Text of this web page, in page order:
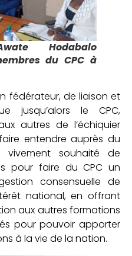
Hodabalo
du CPC à
fédérateur, de liaison et
jusqu’alors le CPC,
autres de l’échiquier
entendre auprès du
souhaité de
pour faire du CPC un
consensuelle de
national, en offrant
aux autres formations
pour pouvoir apporter
à la vie de la nation.